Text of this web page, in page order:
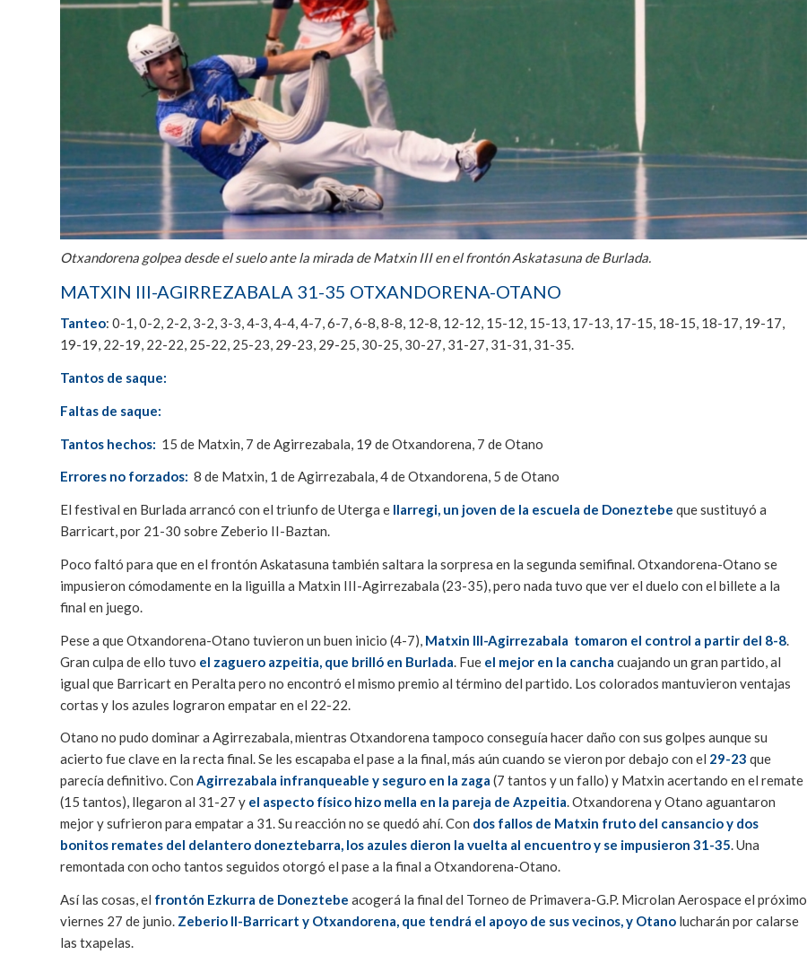
Otxandorena golpea desde el suelo ante la mirada de Matxin III en el frontón Askatasuna de Burlada.
MATXIN III-AGIRREZABALA 31-35 OTXANDORENA-OTANO
Tanteo: 0-1, 0-2, 2-2, 3-2, 3-3, 4-3, 4-4, 4-7, 6-7, 6-8, 8-8, 12-8, 12-12, 15-12, 15-13, 17-13, 17-15, 18-15, 18-17, 19-17,
19-19, 22-19, 22-22, 25-22, 25-23, 29-23, 29-25, 30-25, 30-27, 31-27, 31-31, 31-35.
Tantos de saque:
Faltas de saque:
Tantos hechos: 15 de Matxin, 7 de Agirrezabala, 19 de Otxandorena, 7 de Otano
Errores no forzados: 8 de Matxin, 1 de Agirrezabala, 4 de Otxandorena, 5 de Otano
El festival en Burlada arrancó con el triunfo de Uterga e Ilarregi, un joven de la escuela de Doneztebe que sustituyó a
Barricart, por 21-30 sobre Zeberio II-Baztan.
Poco faltó para que en el frontón Askatasuna también saltara la sorpresa en la segunda semifinal. Otxandorena-Otano se
impusieron cómodamente en la liguilla a Matxin III-Agirrezabala (23-35), pero nada tuvo que ver el duelo con el billete a la
final en juego.
Pese a que Otxandorena-Otano tuvieron un buen inicio (4-7), Matxin III-Agirrezabala tomaron el control a partir del 8-8.
Gran culpa de ello tuvo el zaguero azpeitia, que brilló en Burlada. Fue el mejor en la cancha cuajando un gran partido, al
igual que Barricart en Peralta pero no encontró el mismo premio al término del partido. Los colorados mantuvieron ventajas
cortas y los azules lograron empatar en el 22-22.
Otano no pudo dominar a Agirrezabala, mientras Otxandorena tampoco conseguía hacer daño con sus golpes aunque su
acierto fue clave en la recta final. Se les escapaba el pase a la final, más aún cuando se vieron por debajo con el 29-23 que
parecía definitivo. Con Agirrezabala infranqueable y seguro en la zaga (7 tantos y un fallo) y Matxin acertando en el remate
(15 tantos), llegaron al 31-27 y el aspecto físico hizo mella en la pareja de Azpeitia. Otxandorena y Otano aguantaron
mejor y sufrieron para empatar a 31. Su reacción no se quedó ahí. Con dos fallos de Matxin fruto del cansancio y dos
bonitos remates del delantero doneztebarra, los azules dieron la vuelta al encuentro y se impusieron 31-35. Una
remontada con ocho tantos seguidos otorgó el pase a la final a Otxandorena-Otano.
Así las cosas, el frontón Ezkurra de Doneztebe acogerá la final del Torneo de Primavera-G.P. Microlan Aerospace el próximo
viernes 27 de junio. Zeberio II-Barricart y Otxandorena, que tendrá el apoyo de sus vecinos, y Otano lucharán por calarse
las txapelas.